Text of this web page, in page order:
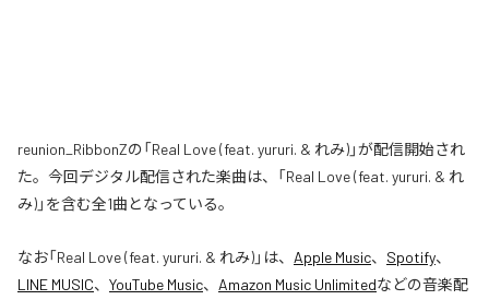
reunion_RibbonZの「Real Love (feat. yururi. & れみ)」が配信開始され
た。今回デジタル配信された楽曲は、「Real Love (feat. yururi. & れ
み)」を含む全1曲となっている。
なお「Real Love (feat. yururi. & れみ)」は、 Apple Music、 Spotify、
LINE MUSIC、 YouTube Music、 Amazon Music Unlimitedなどの音楽配